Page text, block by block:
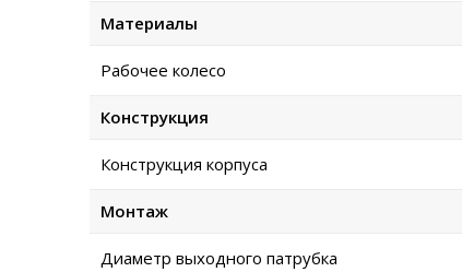
Материалы
Рабочее колесо
Конструкция
Конструкция корпуса
Монтаж
Диаметр выходного патрубка